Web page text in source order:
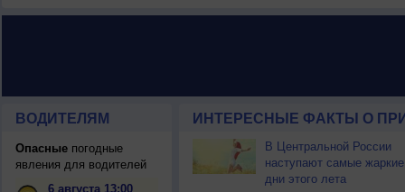
ВОДИТЕЛЯМ
Опасныепогодные
явления для водителей
6 августа 13:00
ИНТЕРЕСНЫЕ ФАКТЫ О
В Центральной России
наступают самые жаркие
дни этого лета